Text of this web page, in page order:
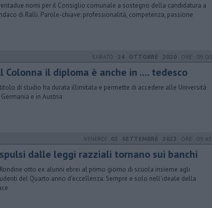
nomi per il Consiglio comunale a sostegno della candidatura a
di Ralli. Parole-chiave: professionalità, competenza, passione
SABATO 24 OTTOBRE 2020 ORE 09:00
Colonna il diploma è anche in .... tedesco
di studio ha durata illimitata e permette di accedere alle Università
Germania e in Austria
VENERDÌ 02 SETTEMBRE 2022 ORE 09:45
dalle leggi razziali tornano sui banchi
otto ex alunni ebrei al primo giorno di scuola insieme agli
del Quarto anno d'eccellenza. Sempre e solo nell'ideale della